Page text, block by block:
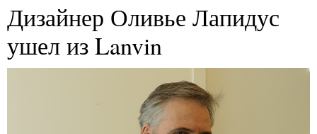
Дизайнер Оливье Лапидус
ушел из Lanvin